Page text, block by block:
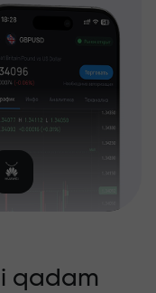
qadam